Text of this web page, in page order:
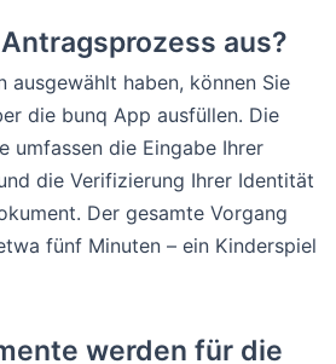
aus?
ausgewählt haben, können Sie
die bunq App ausfüllen. Die
umfassen die Eingabe Ihrer
die Verifizierung Ihrer Identität
Der gesamte Vorgang
fünf Minuten – ein Kinderspiel
werden für die